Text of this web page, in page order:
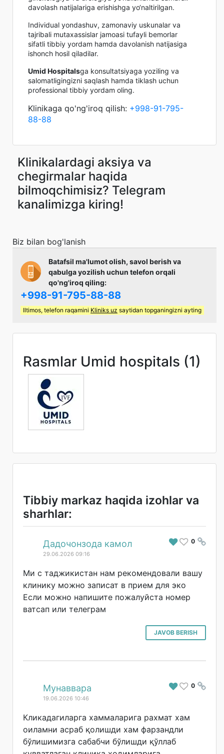
davolash natijalariga erishishga yo‘naltirilgan.
Individual yondashuv, zamonaviy uskunalar va
tajribali mutaxassislar jamoasi tufayli bemorlar
sifatli tibbiy yordam hamda davolanish natijasiga
ishonch hosil qiladilar.
Umid Hospitalsga konsultatsiyaga yoziling va
salomatligingizni saqlash hamda tiklash uchun
professional tibbiy yordam oling.
Klinikaga qo'ng'iroq qilish: +998-91-795-
88-88
Klinikalardagi aksiya va
chegirmalar haqida
bilmoqchimisiz? Telegram
kanalimizga kiring!
Biz bilan bog'lanish
Batafsil ma'lumot olish, savol berish va
qabulga yozilish uchun telefon orqali
qo'ng'iroq qiling:
+998-91-795-88-88
Iltimos, telefon raqamini Kliniks uz saytidan topganingizni ayting
Rasmlar Umid hospitals (1)
Tibbiy markaz haqida izohlar va
sharhlar:
# 0
Дадочонзода камол
29.06.2026 09:16
Ми с таджикистан нам рекомендовали вашу
клинику можно записат в прием для эко
Если можно напишите пожалуйста номер
ватсап или телеграм
JAVOB BERISH
# 0
Мунаввара
19.06.2026 10:46
Кликадагиларга хаммаларига рахмат хам
оиламни асраб қолишди хам фарзандли
бўлишимизга сабабчи бўлишди қўллаб